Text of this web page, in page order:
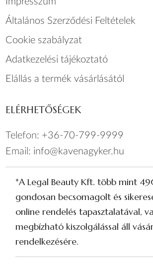
Általános Szerződési Feltételek
Cookie szabályzat
Adatkezelési tájékoztató
Elállás a termék vásárlásától
ELÉRHETŐSÉGEK
Telefon: +36-70-799-9999
Email: info@kavenagyker.hu
*A Legal Beauty Kft. több mint
gondosan becsomagolt és
online rendelés tapasztalatával,
megbízható kiszolgálással áll
rendelkezésére.